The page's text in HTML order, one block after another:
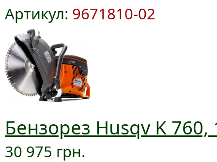
Артикул: 9671810-02
Бензорез Husqv K 760,
30 975 грн.